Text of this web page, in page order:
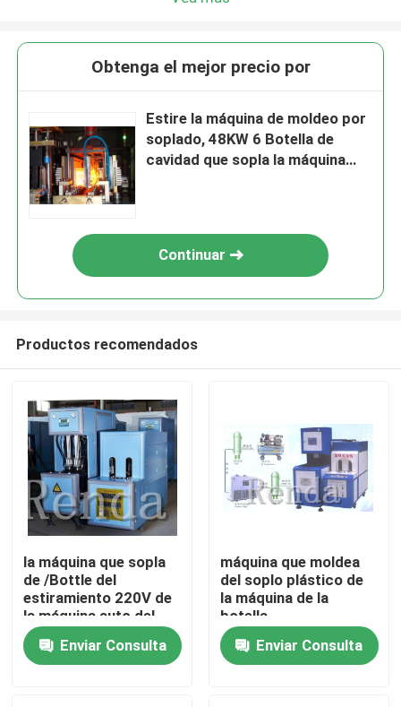
Inicio
Sobre nosotros
Obtenga el mejor precio por
Estire la máquina de moldeo por
soplado, 48KW 6 Botella de
cavidad que sopla la máquina
Continuar
Productos recomendados
la máquina que sopla
de /Bottle del
estiramiento 220V de
la máquina auto del
moldeo por
insuflación de aire
comprimido para el
Enviar Consulta
máquina que moldea
del soplo plástico de
la máquina de la
botella
semiautomática del
ANIMAL DOMÉSTICO
que sopla 18.9L
Enviar Consulta